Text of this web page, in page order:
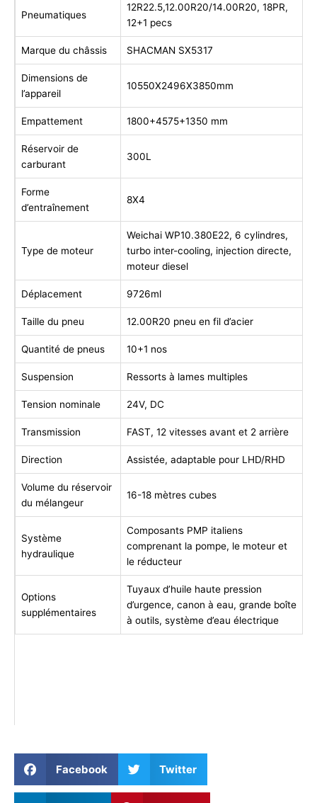
Pneumatiques
12R22.5,12.00R20/14.00R20, 18PR,
12+1 pecs
Marque du châssis SHACMAN SX5317
Dimensions de
l’appareil
10550X2496X3850mm
Empattement 1800+4575+1350 mm
Réservoir de
carburant
300L
Forme
d’entraînement
8X4
Type de moteur
Weichai WP10.380E22, 6 cylindres,
turbo inter-cooling, injection directe,
moteur diesel
Déplacement 9726ml
Taille du pneu 12.00R20 pneu en fil d’acier
Quantité de pneus 10+1 nos
Suspension Ressorts à lames multiples
Tension nominale 24V, DC
Transmission FAST, 12 vitesses avant et 2 arrière
Direction Assistée, adaptable pour LHD/RHD
Volume du réservoir
du mélangeur
16-18 mètres cubes
Système
hydraulique
Composants PMP italiens
comprenant la pompe, le moteur et
le réducteur
Options
supplémentaires
Tuyaux d’huile haute pression
d’urgence, canon à eau, grande boîte
à outils, système d’eau électrique
Facebook Twitter